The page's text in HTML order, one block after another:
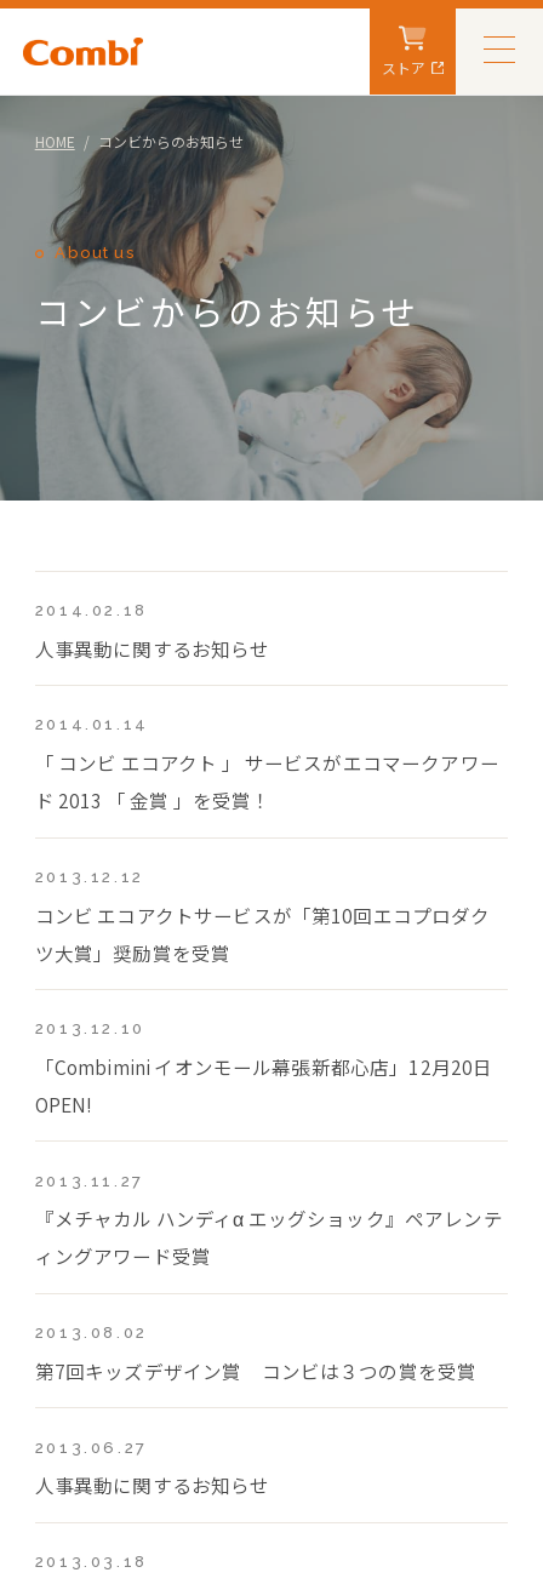
ストア
HOME コンビからのお知らせ
About us
コンビからのお知らせ
2014.02.18
人事異動に関するお知らせ
2014.01.14
「 コンビ エコアクト 」 サービスがエコマークアワー
ド 2013 「 金賞 」を受賞！
2013.12.12
コンビ エコアクトサービスが「第10回エコプロダク
ツ大賞」奨励賞を受賞
2013.12.10
「Combimini イオンモール幕張新都心店」12月20日
OPEN!
2013.11.27
『メチャカル ハンディα エッグショック』ペアレンテ
ィングアワード受賞
2013.08.02
第7回キッズデザイン賞 コンビは３つの賞を受賞
2013.06.27
人事異動に関するお知らせ
2013.03.18